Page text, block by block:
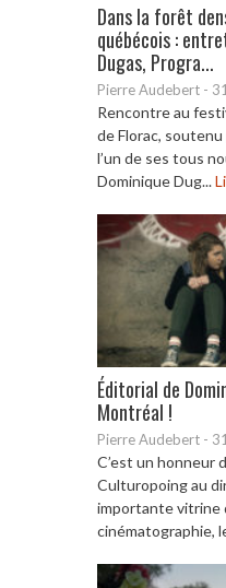
Dans la forêt
québécois :
Dugas, Progra...
Pierre Audebert -
Rencontre au
de Florac,
l’un de ses tous
Dominique Dug...
Éditorial de
Montréal !
Pierre Audebert -
C’est un honneur
Culturopoing au
importante vitrine
cinématographie,